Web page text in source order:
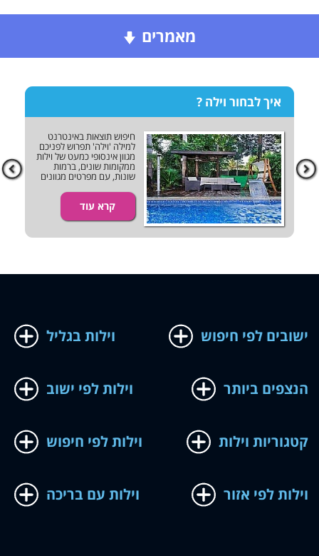
מאמרים
איך לבחור וילה ?
חיפוש תוצאות באינטרנט
למילה 'וילה' תפרוש לפניכם
מגוון אינסופי כמעט של וילות
ממקומות שונים, ברמות
שונות, עם מפרטים מגוונים
קרא עוד
וילות בגליל ישובים לפי חיפוש
וילות לפי ישוב הנצפים ביותר
וילות לפי חיפוש קטגוריות וילות
וילות עם בריכה וילות לפי אזור